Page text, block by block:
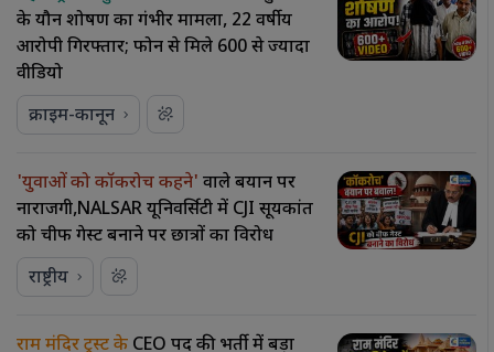
के यौन शोषण का गंभीर मामला, 22 वर्षीय
आरोपी गिरफ्तार; फोन से मिले 600 से ज्यादा
वीडियो
क्राइम-कानून
'युवाओं को कॉकरोच कहने' वाले बयान पर
नाराजगी,NALSAR यूनिवर्सिटी में CJI सूर्यकांत
को चीफ गेस्ट बनाने पर छात्रों का विरोध
राष्ट्रीय
राम मंदिर ट्रस्ट के CEO पद की भर्ती में बड़ा